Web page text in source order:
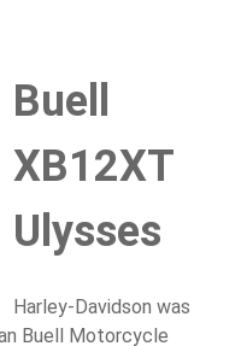
Buell
XB12XT
Ulysses
Harley-Davidson was
Buell Motorcycle